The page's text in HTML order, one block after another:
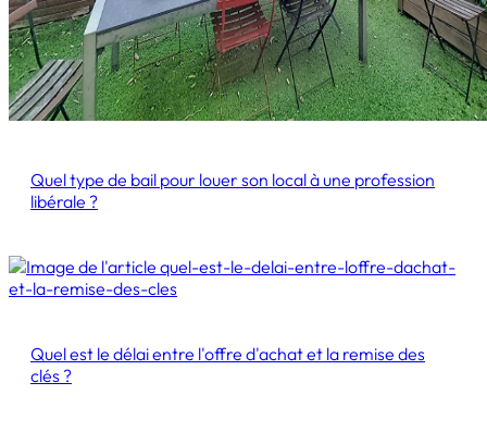
Quel type de bail pour louer son local à une profession
libérale ?
Quel est le délai entre l'offre d'achat et la remise des
clés ?